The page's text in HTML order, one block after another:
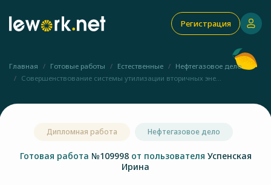
Регистрация
Главная Готовые работы Естественные
Нефтегазовое дело
Совершенствование системы утилизации вторичных эне...
Дипломная работа Нефтегазовое дело
Готовая работа №109998 от пользователя Успенская
Ирина